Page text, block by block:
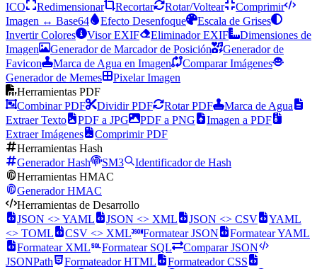
ICO
Redimensionar Recortar Rotar/Voltear
Comprimir
Imagen ↔ Base64
Efecto Desenfoque
Escala de Grises
Invertir Colores
Visor EXIF Eliminador EXIF
Dimensiones de
Imagen
Generador de Marcador de Posición
Generador de
Favicon
Marca de Agua en Imagen
Comparar Imágenes
Generador de Memes
Pixelar Imagen
Herramientas PDF
Combinar PDF
Dividir PDF Rotar PDF
Marca de Agua
Extraer Texto
PDF a JPG PDF a PNG
Imagen a PDF
Extraer Imágenes
Comprimir PDF
Herramientas Hash
Generador Hash
SM3
Identificador de Hash
Herramientas HMAC
Generador HMAC
Herramientas de Desarrollo
JSON <> YAML
JSON <> XML JSON <> CSV
YAML
<> TOML
CSV <> XML Formatear JSON
Formatear YAML
Formatear XML
Formatear SQL
Comparar JSON
JSONPath
Formateador HTML
Formateador CSS